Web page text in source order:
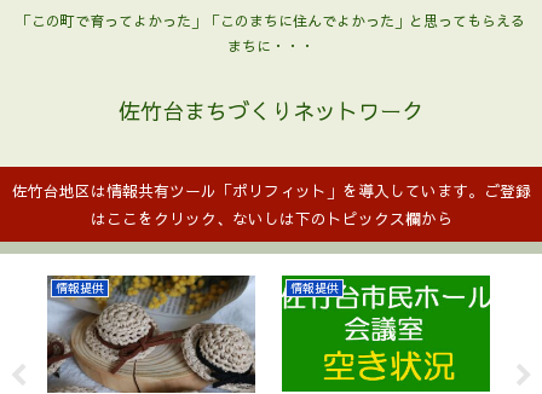
「この町で育ってよかった」「このまちに住んでよかった」と思ってもらえる
まちに・・・
佐竹台まちづくりネットワーク
佐竹台地区は情報共有ツール「ポリフィット」を導入しています。ご登録
はここをクリック、ないしは下のトピックス欄から
情報提供 情報提供